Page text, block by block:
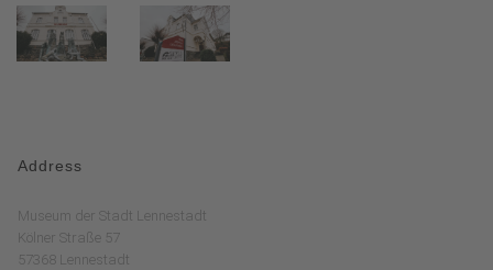
Address
Museum der Stadt Lennestadt
Kölner Straße 57
57368 Lennestadt